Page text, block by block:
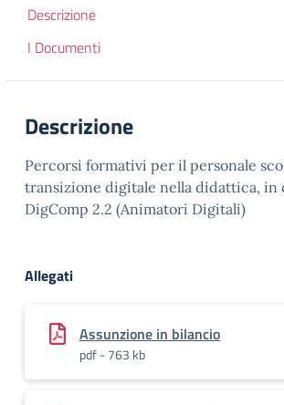
Descrizione
I Documenti
Descrizione
Percorsi formativi per il personale
transizione digitale nella didattica, in
DigComp 2.2 (Animatori Digitali)
Allegati
Assunzione in bilancio
pdf - 763 kb